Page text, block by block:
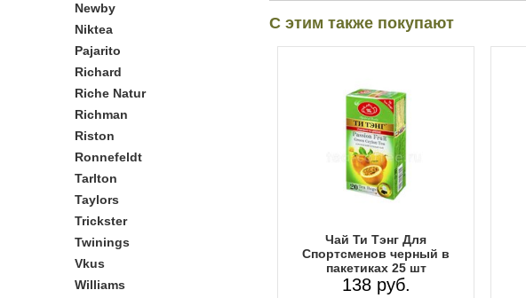
Newby
Niktea
Pajarito
Richard
Riche Natur
Richman
Riston
Ronnefeldt
Tarlton
Taylors
Trickster
Twinings
Vkus
Williams
С этим также покупают
Чай Ти Тэнг Для
Спортсменов черный в
пакетиках 25 шт
138 руб.